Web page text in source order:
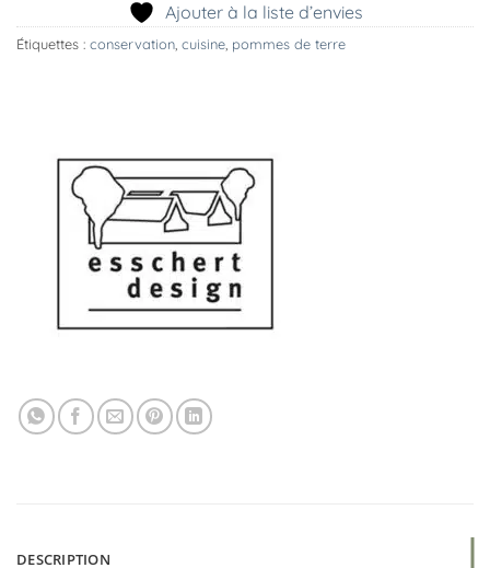
Ajouter à la liste d’envies
Étiquettes : conservation, cuisine, pommes de terre
DESCRIPTION